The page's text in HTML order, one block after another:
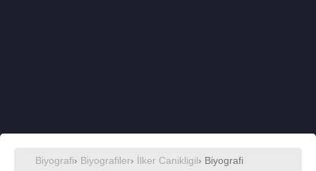
Biyografi› Biyografiler› İlker Canikligil› Biyografi